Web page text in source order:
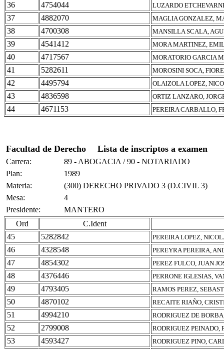
36 4754044 LUZARDO
37 4882070 MAGLIA GONZALEZ,
38 4700308 MANSILLA SCALA,
39 4541412 MORA MARTINEZ,
40 4717567 MORATORIO GARCIA
41 5282611 MOROSINI SOCA,
42 4495794 OLAIZOLA LOPEZ,
43 4836598 ORTIZ LANZARO,
44 4671153 PEREIRA CARBALLO,
Facultad de Derecho Lista de inscriptos a examen
Carrera:
89 - ABOGACIA / 90 - NOTARIADO
Plan:
1989
Materia:
(300) DERECHO PRIVADO 3 (D.CIVIL 3)
Mesa:
4
Presidente:
MANTERO
Ord
C.Ident
45
5282842 PEREIRA LOPEZ,
46 4328548 PEREYRA PEREIRA,
47 4854302 PEREZ FULCO, JUAN
48 4376446 PERRONE IGLESIAS,
49 4793405 RAMOS PEREZ,
50 4870102 RECAITE RIAÑO,
51 4994210 RODRIGUEZ DE
52 2799008 RODRIGUEZ PEINADO,
53 4593427 RODRIGUEZ PINO,